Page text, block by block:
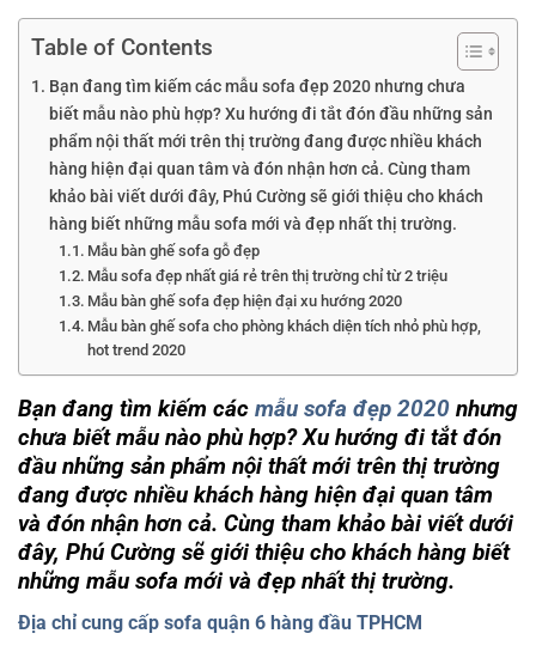
Table of Contents
Bạn đang tìm kiếm các mẫu sofa đẹp 2020 nhưng chưa
biết mẫu nào phù hợp? Xu hướng đi tắt đón đầu những sản
phẩm nội thất mới trên thị trường đang được nhiều khách
hàng hiện đại quan tâm và đón nhận hơn cả. Cùng tham
khảo bài viết dưới đây, Phú Cường sẽ giới thiệu cho khách
hàng biết những mẫu sofa mới và đẹp nhất thị trường.
Mẫu bàn ghế sofa gỗ đẹp
Mẫu sofa đẹp nhất giá rẻ trên thị trường chỉ từ 2 triệu
Mẫu bàn ghế sofa đẹp hiện đại xu hướng 2020
Mẫu bàn ghế sofa cho phòng khách diện tích nhỏ phù hợp,
hot trend 2020
Bạn đang tìm kiếm các mẫu sofa đẹp 2020 nhưng
chưa biết mẫu nào phù hợp? Xu hướng đi tắt đón
đầu những sản phẩm nội thất mới trên thị trường
đang được nhiều khách hàng hiện đại quan tâm
và đón nhận hơn cả. Cùng tham khảo bài viết dưới
đây, Phú Cường sẽ giới thiệu cho khách hàng biết
những mẫu sofa mới và đẹp nhất thị trường.
Địa chỉ cung cấp sofa quận 6 hàng đầu TPHCM